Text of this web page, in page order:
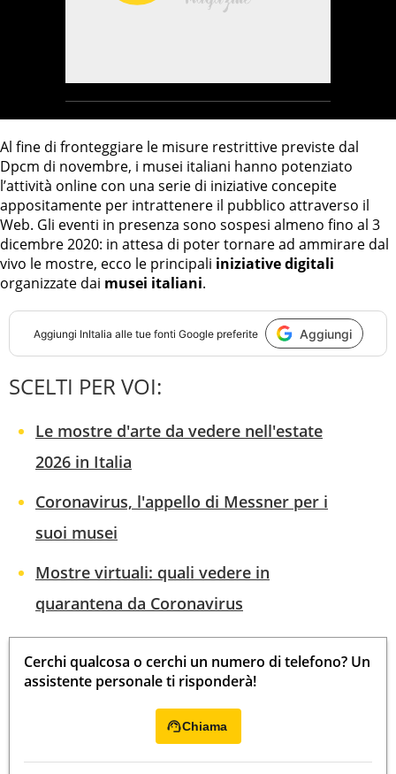
Al fine di fronteggiare le misure restrittive previste dal
Dpcm di novembre, i musei italiani hanno potenziato
l’attività online con una serie di iniziative concepite
appositamente per intrattenere il pubblico attraverso il
Web. Gli eventi in presenza sono sospesi almeno fino al 3
dicembre 2020: in attesa di poter tornare ad ammirare dal
vivo le mostre, ecco le principali iniziative digitali
organizzate dai musei italiani.
Aggiungi InItalia alle tue fonti Google preferite Aggiungi
SCELTI PER VOI:
Le mostre d'arte da vedere nell'estate
2026 in Italia
Coronavirus, l'appello di Messner per i
suoi musei
Mostre virtuali: quali vedere in
quarantena da Coronavirus
Cerchi qualcosa o cerchi un numero di telefono? Un
assistente personale ti risponderà!
Chiama